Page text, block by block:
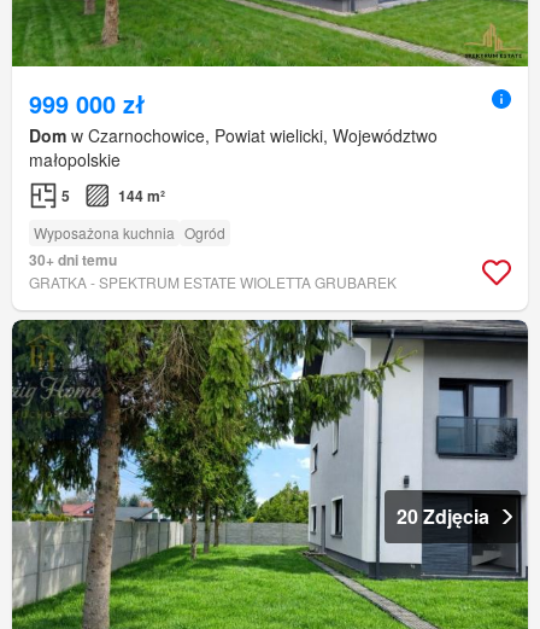
999 000 zł
Dom w Czarnochowice, Powiat wielicki, Województwo
małopolskie
5 144 m²
Wyposażona kuchnia Ogród
30+ dni temu
GRATKA - SPEKTRUM ESTATE WIOLETTA GRUBAREK
20 Zdjęcia